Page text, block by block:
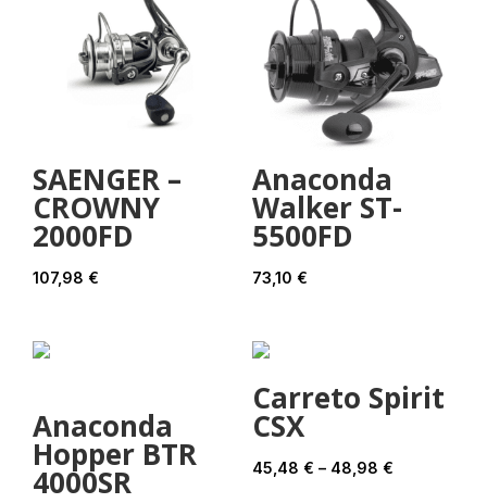
SAENGER –
CROWNY
2000FD
107,98 €
Anaconda
Walker ST-
5500FD
73,10 €
Anaconda
Hopper BTR
4000SR
Carreto Spirit
CSX
45,48 € – 48,98 €Price